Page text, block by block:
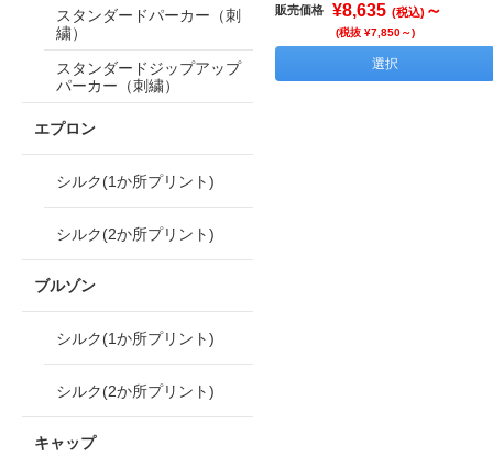
販売価格 ¥8,635 (税込) ～
(税抜 ¥7,850～)
選択
スタンダードパーカー（刺
繍）
スタンダードジップアップ
パーカー（刺繍）
エプロン
シルク(1か所プリント)
シルク(2か所プリント)
ブルゾン
シルク(1か所プリント)
シルク(2か所プリント)
キャップ